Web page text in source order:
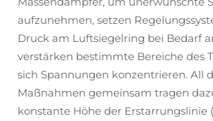
aufzunehmen, setzen
Druck am Luftsiegelring bei Bedarf
verstärken bestimmte Bereiche des
sich Spannungen konzentrieren. All
Maßnahmen gemeinsam tragen
konstante Höhe der Erstarrungslinie